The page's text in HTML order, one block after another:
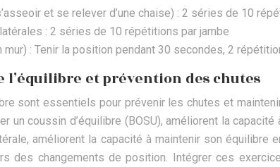
et se relever d’une chaise) : 2 séries de 10
: 2 séries de 10 répétitions par jambe
mur) : Tenir la position pendant 30 secondes, 2
et prévention des chutes
sont essentiels pour prévenir les chutes et
un coussin d’équilibre (BOSU), améliorent la
améliorent la capacité à maintenir son
des changements de position. Intégrer ces